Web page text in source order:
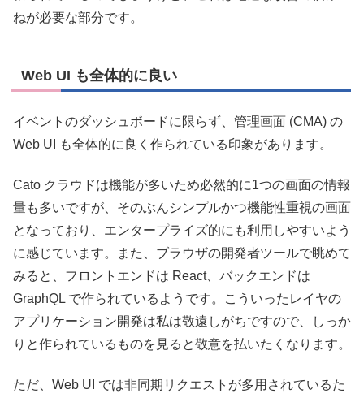
ねが必要な部分です。
Web UI も全体的に良い
イベントのダッシュボードに限らず、管理画面 (CMA) の
Web UI も全体的に良く作られている印象があります。
Cato クラウドは機能が多いため必然的に1つの画面の情報
量も多いですが、そのぶんシンプルかつ機能性重視の画面
となっており、エンタープライズ的にも利用しやすいよう
に感じています。また、ブラウザの開発者ツールで眺めて
みると、フロントエンドは React、バックエンドは
GraphQL で作られているようです。こういったレイヤの
アプリケーション開発は私は敬遠しがちですので、しっか
りと作られているものを見ると敬意を払いたくなります。
ただ、Web UI では非同期リクエストが多用されているた